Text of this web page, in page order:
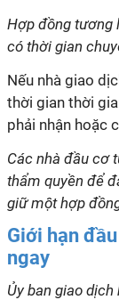
Hợp đồng tương
có thời gian
Nếu nhà giao
thời gian thời
phải nhận hoặc
Các nhà đầu cơ
thẩm quyền để
giữ một hợp
Giới hạn
ngay
Ủy ban giao